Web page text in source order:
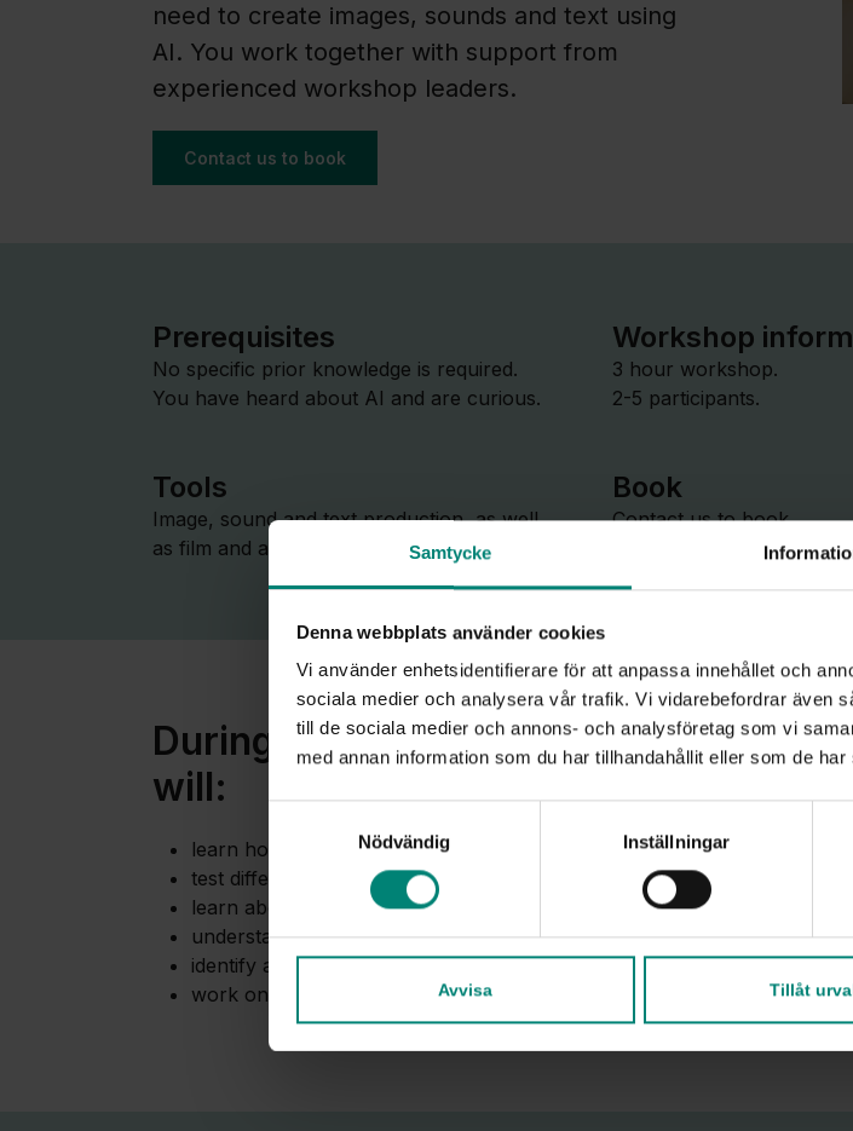
Samtycke
Denna webbplats använder cookies
Vi använder enhetsidentifierare för att anpassa innehållet och
sociala medier och analysera vår trafik. Vi vidarebefordrar även
till de sociala medier och annons- och analysföretag som vi
med annan information som du har tillhandahållit eller som de
Nödvändig
Inställningar
Avvisa Tillåt
need to create images, sounds and text using
AI. You work together with support from
experienced workshop leaders.
Contact us to book
Prerequisites
No specific prior knowledge is required.
You have heard about AI and are curious.
Workshop
3 hour workshop.
2-5 participants.
Tools
Image, sound and text production, as well
as film and animation.
Book
Contact us to book.
During the workshop, you
will:
learn how you can use AI in your work
test different AI tools
learn about best uses
understand how you used AI responsibly
identify and avoid pitfalls
work on real projects.